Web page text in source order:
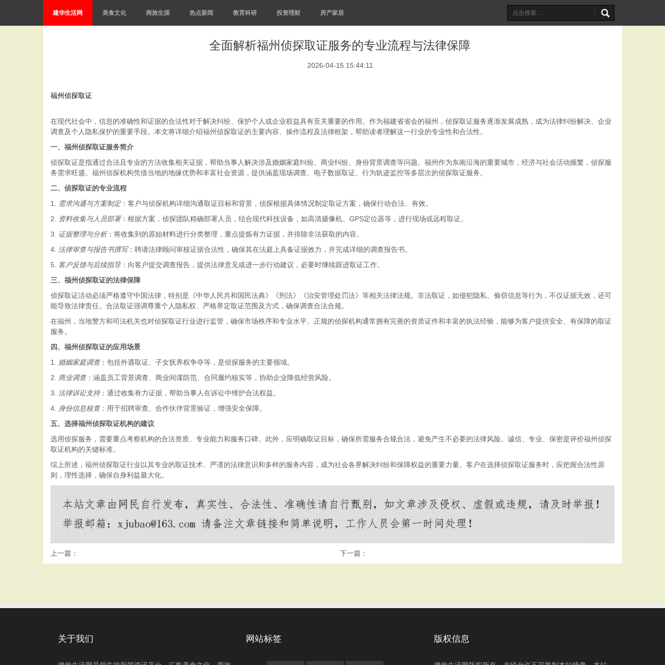
建华生活网 美食文化 商旅生涯 热点新闻 教育科研 投资理财 房产家居
全面解析福州侦探取证服务的专业流程与法律保障
2026-04-15 15:44:11
福州侦探取证
在现代社会中，信息的准确性和证据的合法性对于解决纠纷、保护个人或企业权益具有至关重要的作用。作为福建省省会的福州，侦探取证服务逐渐发展成熟，成为法律纠纷解决、企业
调查及个人隐私保护的重要手段。本文将详细介绍福州侦探取证的主要内容、操作流程及法律框架，帮助读者理解这一行业的专业性和合法性。
一、福州侦探取证服务简介
侦探取证是指通过合法且专业的方法收集相关证据，帮助当事人解决涉及婚姻家庭纠纷、商业纠纷、身份背景调查等问题。福州作为东南沿海的重要城市，经济与社会活动频繁，侦探服
务需求旺盛。福州侦探机构凭借当地的地缘优势和丰富社会资源，提供涵盖现场调查、电子数据取证、行为轨迹监控等多层次的侦探取证服务。
二、侦探取证的专业流程
1.
需求沟通与方案制定：客户与侦探机构详细沟通取证目标和背景，侦探根据具体情况制定取证方案，确保行动合法、有效。
2.
资料收集与人员部署：根据方案，侦探团队精确部署人员，结合现代科技设备，如高清摄像机、GPS定位器等，进行现场或远程取证。
3. 证据整理与分析：将收集到的原始材料进行分类整理，重点提炼有力证据，并排除非法获取的内容。
4.
法律审查与报告书撰写：聘请法律顾问审核证据合法性，确保其在法庭上具备证据效力，并完成详细的调查报告书。
5. 客户反馈与后续指导：向客户提交调查报告，提供法律意见或进一步行动建议，必要时继续跟进取证工作。
三、福州侦探取证的法律保障
侦探取证活动必须严格遵守中国法律，特别是《中华人民共和国民法典》《刑法》《治安管理处罚法》等相关法律法规。非法取证，如侵犯隐私、偷窃信息等行为，不仅证据无效，还可
能导致法律责任。合法取证强调尊重个人隐私权、严格界定取证范围及方式，确保调查合法合规。
在福州，当地警方和司法机关也对侦探取证行业进行监管，确保市场秩序和专业水平。正规的侦探机构通常拥有完善的资质证件和丰富的执法经验，能够为客户提供安全、有保障的取证
服务。
四、福州侦探取证的应用场景
1. 婚姻家庭调查：包括外遇取证、子女抚养权争夺等，是侦探服务的主要领域。
2. 商业调查：涵盖员工背景调查、商业间谍防范、合同履约核实等，协助企业降低经营风险。
3.
法律诉讼支持：通过收集有力证据，帮助当事人在诉讼中维护合法权益。
4. 身份信息核查：用于招聘审查、合作伙伴背景验证，增强安全保障。
五、选择福州侦探取证机构的建议
选用侦探服务，需要重点考察机构的合法资质、专业能力和服务口碑。此外，应明确取证目标，确保所需服务合规合法，避免产生不必要的法律风险。诚信、专业、保密是评价福州侦探
取证机构的关键标准。
综上所述，福州侦探取证行业以其专业的取证技术、严谨的法律意识和多样的服务内容，成为社会各界解决纠纷和保障权益的重要力量。客户在选择侦探取证服务时，应把握合法性原
则，理性选择，确保自身利益最大化。
上一篇： 下一篇：
关于我们 网站标签 版权信息